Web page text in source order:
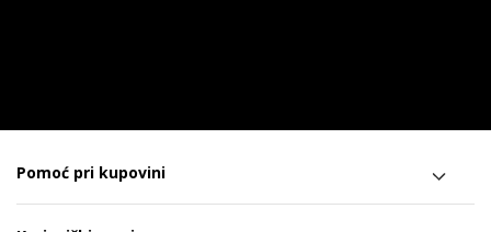
Pomoć pri kupovini